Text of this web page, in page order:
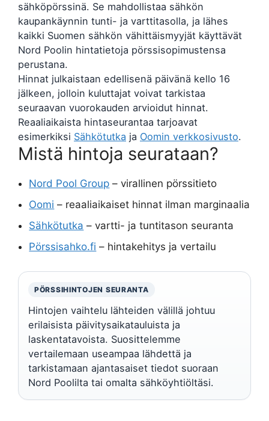
sähköpörssinä. Se mahdollistaa sähkön
kaupankäynnin tunti- ja varttitasolla, ja lähes
kaikki Suomen sähkön vähittäismyyjät käyttävät
Nord Poolin hintatietoja pörssisopimustensa
perustana.
Hinnat julkaistaan edellisenä päivänä kello 16
jälkeen, jolloin kuluttajat voivat tarkistaa
seuraavan vuorokauden arvioidut hinnat.
Reaaliaikaista hintaseurantaa tarjoavat
esimerkiksi Sähkötutka ja Oomin verkkosivusto.
Mistä hintoja seurataan?
Nord Pool Group – virallinen pörssitieto
Oomi – reaaliaikaiset hinnat ilman marginaalia
Sähkötutka – vartti- ja tuntitason seuranta
Pörssisahko.fi – hintakehitys ja vertailu
PÖRSSIHINTOJEN SEURANTA
Hintojen vaihtelu lähteiden välillä johtuu
erilaisista päivitysaikatauluista ja
laskentatavoista. Suosittelemme
vertailemaan useampaa lähdettä ja
tarkistamaan ajantasaiset tiedot suoraan
Nord Poolilta tai omalta sähköyhtiöltäsi.